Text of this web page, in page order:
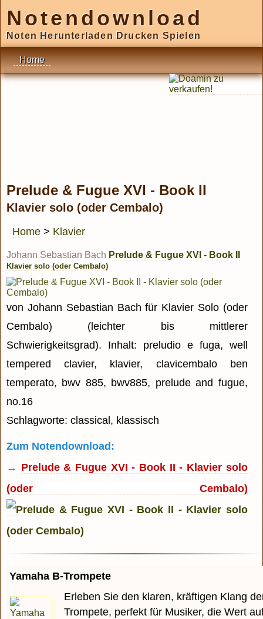
Notendownload
Noten Herunterladen Drucken Spielen
Home
Prelude & Fugue XVI - Book II
Klavier solo (oder Cembalo)
Home > Klavier
Johann Sebastian Bach Prelude & Fugue XVI - Book II
Klavier solo (oder Cembalo)
von Johann Sebastian Bach für Klavier Solo (oder
Cembalo) (leichter bis mittlerer
Schwierigkeitsgrad). Inhalt: preludio e fuga, well
tempered clavier, klavier, clavicembalo ben
temperato, bwv 885, bwv885, prelude and fugue,
no.16
Schlagworte: classical, klassisch
Zum Notendownload:
→ Prelude & Fugue XVI - Book II - Klavier solo
(oder Cembalo)
Yamaha B-Trompete
Erleben Sie den klaren, kräftigen Klang
Trompete, perfekt für Musiker, die Wert